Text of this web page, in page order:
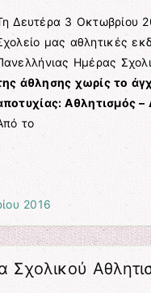
Δευτέρα 3 Οκτωβρίου
μας αθλητικές
Ημέρας
άθλησης χωρίς το
Αθλητισμός –
το
2016
Σχολικού